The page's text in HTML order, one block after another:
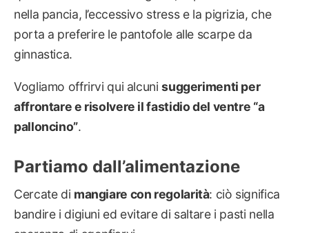
nella pancia, l’eccessivo stress e la pigrizia, che
porta a preferire le pantofole alle scarpe da
ginnastica.
Vogliamo offrirvi qui alcunisuggerimenti per
affrontare e risolvere il fastidio del ventre “a
palloncino”.
Partiamo dall’alimentazione
Cercate di mangiare con regolarità: ciò significa
bandire i digiuni ed evitare di saltare i pasti nella